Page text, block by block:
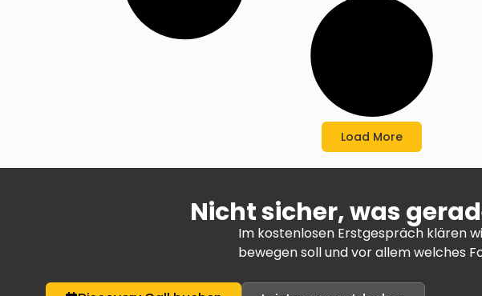
Load More
Nicht sicher, was
Im kostenlosen Erstgespräch klären
bewegen soll und vor allem welches